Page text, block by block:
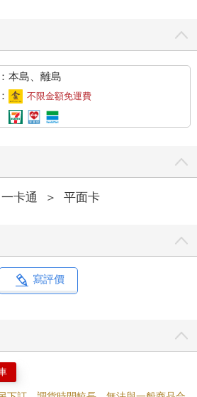
本島、離島
不限金額免運費
一卡通 ＞ 平面卡
寫評價